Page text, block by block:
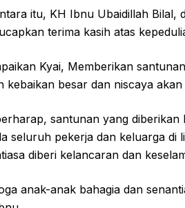
itu, KH Ibnu Ubaidillah Bilal,
terima kasih atas
Kyai, Memberikan
kebaikan besar dan niscaya
santunan yang
seluruh pekerja dan keluarga di
diberi kelancaran dan
anak-anak bahagia dan